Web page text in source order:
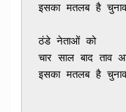
इसका मतलब है
ठंडे नेताओं को
चार साल बाद ताव
इसका मतलब है